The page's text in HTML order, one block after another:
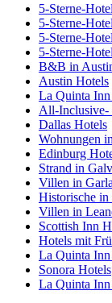
5-Sterne-
5-Sterne-
5-Sterne-
5-Sterne-
B&B in
Austin Hotels
La Quinta
All-Inclusive-
Dallas Hotels
Wohnungen
Edinburg
Strand in
Villen in
Historische
Villen in
Scottish Inn
Hotels mit
La Quinta
Sonora Hotels
La Quinta